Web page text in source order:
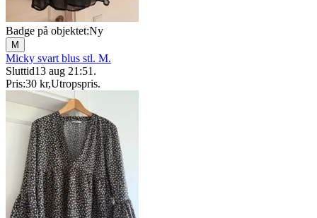
Badge på objektet:Ny
M
Micky svart blus stl. M.
Sluttid13 aug 21:51 .
Pris:30 kr,Utropspris.